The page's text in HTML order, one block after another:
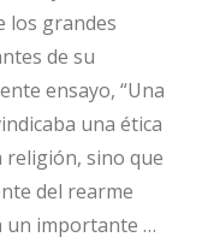
los grandes
de su
ensayo, “Una
una ética
religión, sino que
del rearme
un importante …